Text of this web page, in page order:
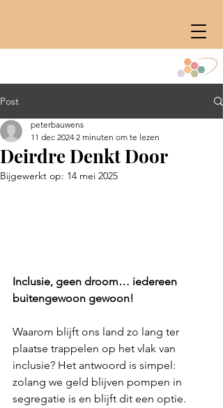
Post
Deirdre Denkt Door
peterbauwens
11 dec 2024 2 minuten om te lezen
Bijgewerkt op: 14 mei 2025
Inclusie, geen droom… iedereen
buitengewoon gewoon!
Waarom blijft ons land zo lang ter
plaatse trappelen op het vlak van
inclusie? Het antwoord is simpel:
zolang we geld blijven pompen in
segregatie is en blijft dit een optie.